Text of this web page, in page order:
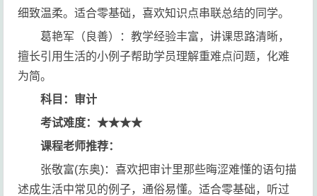
细致温柔。适合零基础，喜欢知识点串联总结的同学。
葛艳军（良善）：教学经验丰富，讲课思路清晰，
擅长引用生活的小例子帮助学员理解重难点问题，化难
为简。
科目：审计
考试难度：★★★★
课程老师推荐：
张敬富(东奥)：喜欢把审计里那些晦涩难懂的语句描
述成生活中常见的例子，通俗易懂。适合零基础，听过